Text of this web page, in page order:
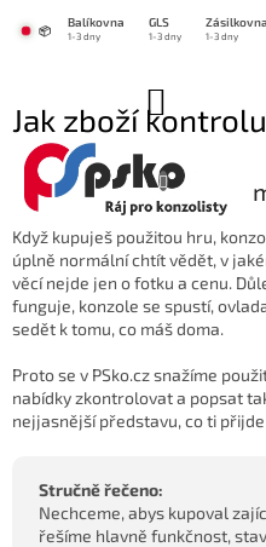
📦
Balíkovna GLS Zásilkovna
1-3 dny 1-3 dny 1-3 dny
KOŠÍK
Jak zboží
🔍 Jak zboží
Když kupuješ použitou hru,
úplně normální chtít vědět, v
věcí nejde jen o fotku a cenu.
funguje, konzole se spustí,
sedět k tomu, co máš doma.
Proto se v PSko.cz snažíme
nabídky zkontrolovat a popsat
nejjasnější představu, co ti
Stručně řečeno:
Nechceme, abys kupoval
řešíme hlavně funkčnost,